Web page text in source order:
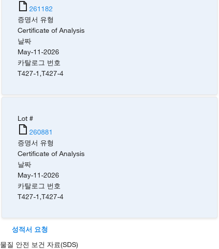
261182
증명서 유형
Certificate of Analysis
날짜
May-11-2026
카탈로그 번호
T427-1 ,T427-4
Lot #
260881
증명서 유형
Certificate of Analysis
날짜
May-11-2026
카탈로그 번호
T427-1 ,T427-4
성적서 요청
물질 안전 보건 자료(SDS)